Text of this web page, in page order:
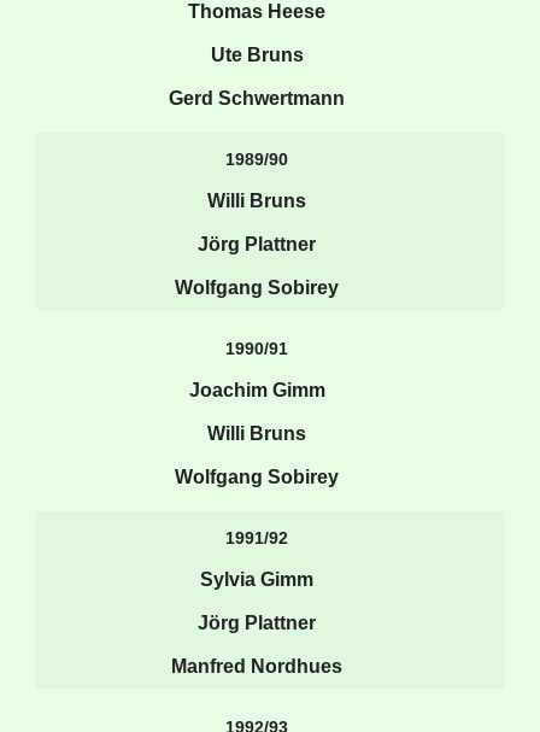
Thomas Heese
Ute Bruns
Gerd Schwertmann
1989/90
Willi Bruns
Jörg Plattner
Wolfgang Sobirey
1990/91
Joachim Gimm
Willi Bruns
Wolfgang Sobirey
1991/92
Sylvia Gimm
Jörg Plattner
Manfred Nordhues
1992/93